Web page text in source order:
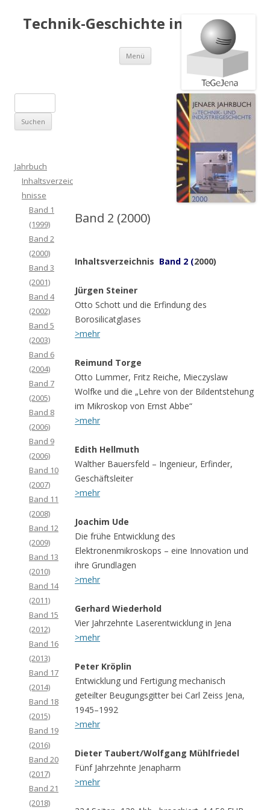
Technik-Geschichte in Jena e.V.
Menü Springe
Inhalt
Band 2 (2000)
Inhaltsverzeichnis Band 2 (2000)
Jürgen Steiner
Otto Schott und die Erfindung des
Borosilicatglases
>mehr
Reimund Torge
Otto Lummer, Fritz Reiche, Mieczyslaw
Wolfke und die „Lehre von der Bildentstehung
im Mikroskop von Ernst Abbe“
>mehr
Edith Hellmuth
Walther Bauersfeld – Ingenieur, Erfinder,
Geschäftsleiter
>mehr
Joachim Ude
Die frühe Entwicklung des
Elektronenmikroskops – eine Innovation und
ihre Grundlagen
>mehr
Gerhard Wiederhold
Vier Jahrzehnte Laserentwicklung in Jena
>mehr
Peter Kröplin
Entwicklung und Fertigung mechanisch
geteilter Beugungsgitter bei Carl Zeiss Jena,
1945–1992
>mehr
Dieter Taubert/Wolfgang Mühlfriedel
Fünf Jahrzehnte Jenapharm
>mehr
u
c
n
Jahrbuch
Inhaltsverzeic
hnisse
Band 1
(1999)
Band 2
(2000)
Band 3
(2001)
Band 4
(2002)
Band 5
(2003)
Band 6
(2004)
Band 7
(2005)
Band 8
(2006)
Band 9
(2006)
Band 10
(2007)
Band 11
(2008)
Band 12
(2009)
Band 13
(2010)
Band 14
(2011)
Band 15
(2012)
Band 16
(2013)
Band 17
(2014)
Band 18
(2015)
Band 19
(2016)
Band 20
(2017)
Band 21
(2018)